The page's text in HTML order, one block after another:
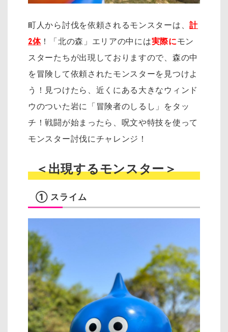
町人から討伐を依頼されるモンスターは、計
2体！「北の森」エリアの中には実際にモン
スターたちが出現しておりますので、森の中
を冒険して依頼されたモンスターを見つけよ
う！見つけたら、近くにある大きなウィンド
ウのついた岩に「冒険者のしるし」をタッ
チ！戦闘が始まったら、呪文や特技を使って
モンスター討伐にチャレンジ！
＜出現するモンスター＞
① スライム